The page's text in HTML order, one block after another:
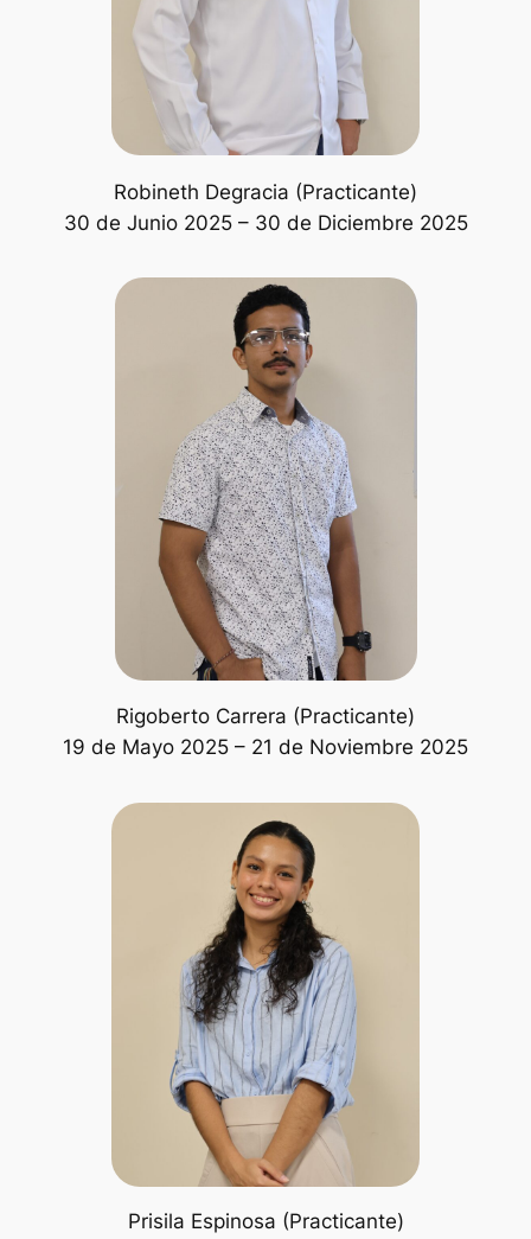
Robineth Degracia (Practicante)
30 de Junio 2025 – 30 de Diciembre 2025
Rigoberto Carrera (Practicante)
19 de Mayo 2025 – 21 de Noviembre 2025
Prisila Espinosa (Practicante)